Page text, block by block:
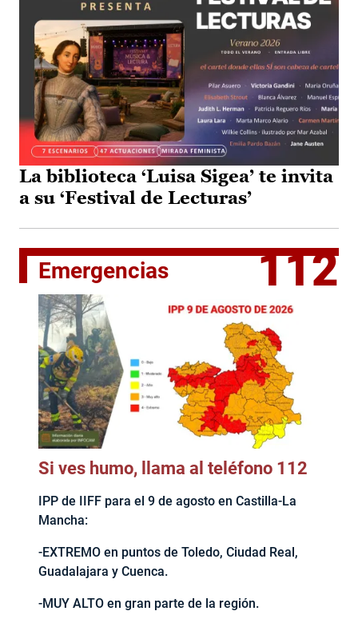
La biblioteca ‘Luisa Sigea’ te invita
a su ‘Festival de Lecturas’
Emergencias 112
Si ves humo, llama al teléfono 112
IPP de IIFF para el 9 de agosto en Castilla-La
Mancha:
-EXTREMO en puntos de Toledo, Ciudad Real,
Guadalajara y Cuenca.
-MUY ALTO en gran parte de la región.